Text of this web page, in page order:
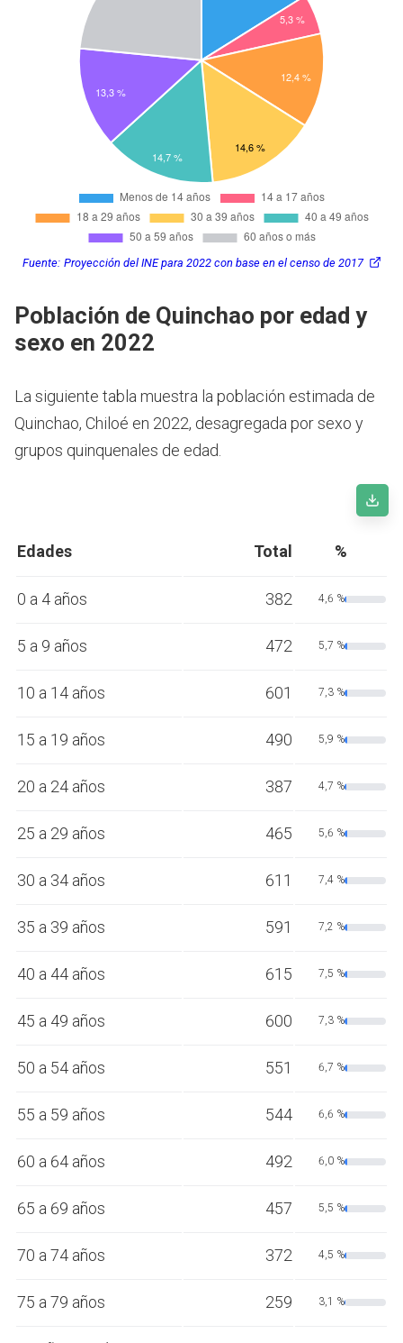
Fuente: Proyección del INE para 2022 con base en el censo de 2017
Población de Quinchao por edad y
sexo en 2022
La siguiente tabla muestra la población estimada de
Quinchao, Chiloé en 2022, desagregada por sexo y
grupos quinquenales de edad.
Edades Total %
0 a 4 años 382 4,6 %
5 a 9 años 472 5,7 %
10 a 14 años 601 7,3 %
15 a 19 años 490 5,9 %
20 a 24 años 387 4,7 %
25 a 29 años 465 5,6 %
30 a 34 años 611 7,4 %
35 a 39 años 591 7,2 %
40 a 44 años 615 7,5 %
45 a 49 años 600 7,3 %
50 a 54 años 551 6,7 %
55 a 59 años 544 6,6 %
60 a 64 años 492 6,0 %
65 a 69 años 457 5,5 %
70 a 74 años 372 4,5 %
75 a 79 años 259 3,1 %